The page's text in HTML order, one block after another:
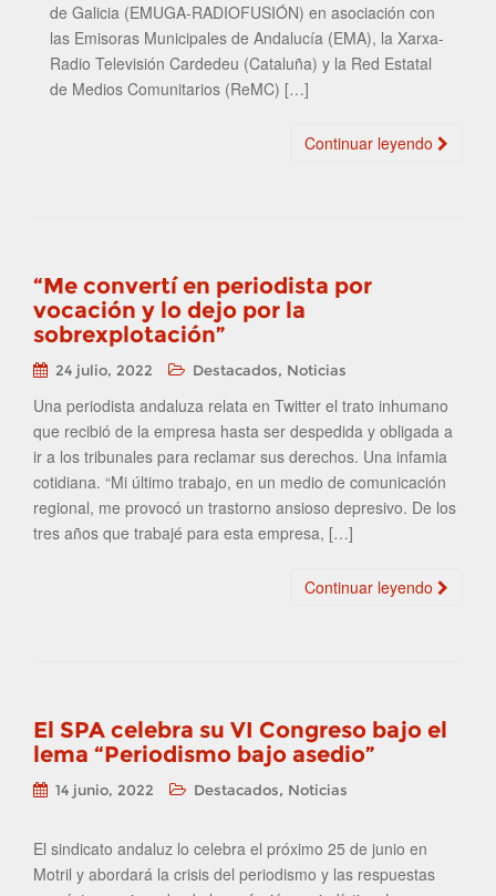
de Galicia (EMUGA-RADIOFUSIÓN) en asociación con
las Emisoras Municipales de Andalucía (EMA), la Xarxa-
Radio Televisión Cardedeu (Cataluña) y la Red Estatal
de Medios Comunitarios (ReMC) […]
Continuar leyendo
“Me convertí en periodista por
vocación y lo dejo por la
sobrexplotación”
24 julio, 2022 Destacados, Noticias
Una periodista andaluza relata en Twitter el trato inhumano
que recibió de la empresa hasta ser despedida y obligada a
ir a los tribunales para reclamar sus derechos. Una infamia
cotidiana. “Mi último trabajo, en un medio de comunicación
regional, me provocó un trastorno ansioso depresivo. De los
tres años que trabajé para esta empresa, […]
Continuar leyendo
El SPA celebra su VI Congreso bajo el
lema “Periodismo bajo asedio”
14 junio, 2022 Destacados, Noticias
El sindicato andaluz lo celebra el próximo 25 de junio en
Motril y abordará la crisis del periodismo y las respuestas